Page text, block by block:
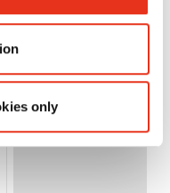
only